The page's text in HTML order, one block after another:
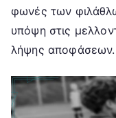
φωνές των
υπόψη στις
λήψης αποφάσεων.